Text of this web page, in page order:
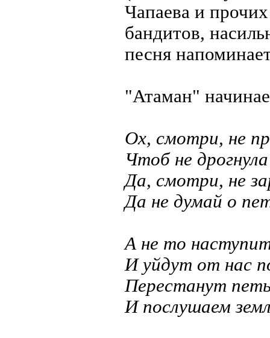
Чапаева и
бандитов,
песня
"Атаман"
Ох, смотри, не
Чтоб не
Да, смотри, не
Да не думай о
А не то
И уйдут от нас
Перестанут
И послушаем